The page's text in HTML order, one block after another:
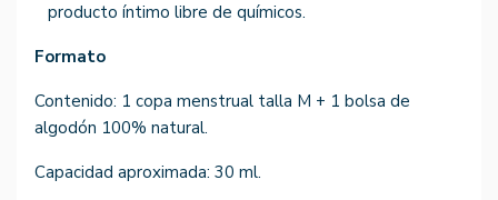
producto íntimo libre de químicos.
Formato
Contenido: 1 copa menstrual talla M + 1 bolsa de
algodón 100% natural.
Capacidad aproximada: 30 ml.